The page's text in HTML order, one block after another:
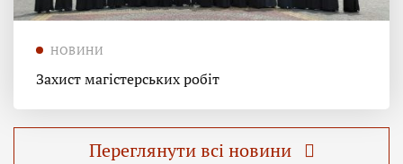
НОВИНИ
Захист магістерських робіт
Переглянути всі новини